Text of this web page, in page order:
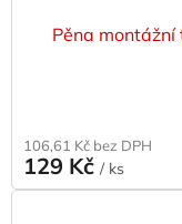
Pěna montážní
106,61 Kč bez DPH
129 Kč / ks